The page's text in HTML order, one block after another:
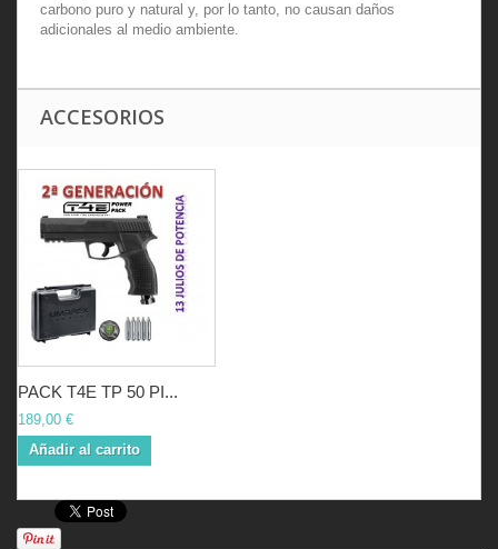
carbono puro y natural y, por lo tanto, no causan daños
adicionales al medio ambiente.
ACCESORIOS
PACK T4E TP 50 PI...
189,00 €
Añadir al carrito